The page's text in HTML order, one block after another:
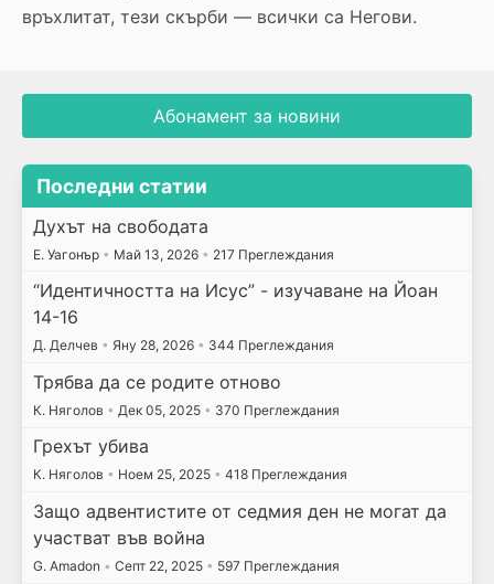
връхлитат, тези скърби — всички са Негови.
Абонамент за новини
Последни статии
Духът на свободата
E. Уагонър • Май 13, 2026 • 217 Преглеждания
“Идентичността на Исус” - изучаване на Йоан
14-16
Д. Делчев • Яну 28, 2026 • 344 Преглеждания
Трябва да се родите отново
К. Няголов • Дек 05, 2025 • 370 Преглеждания
Грехът убива
К. Няголов • Ноем 25, 2025 • 418 Преглеждания
Защо адвентистите от седмия ден не могат да
участват във война
G. Amadon • Септ 22, 2025 • 597 Преглеждания